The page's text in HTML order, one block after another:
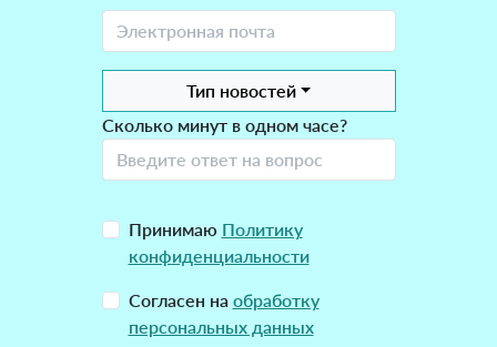
Тип новостей
Сколько минут в одном часе?
Принимаю Политику
конфиденциальности
Согласен на обработку
персональных данных